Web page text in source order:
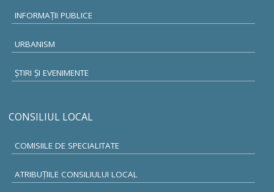
INFORMAŢII PUBLICE
URBANISM
ŞTIRI ŞI EVENIMENTE
CONSILIUL LOCAL
COMISIILE DE SPECIALITATE
ATRIBUŢIILE CONSILIULUI LOCAL